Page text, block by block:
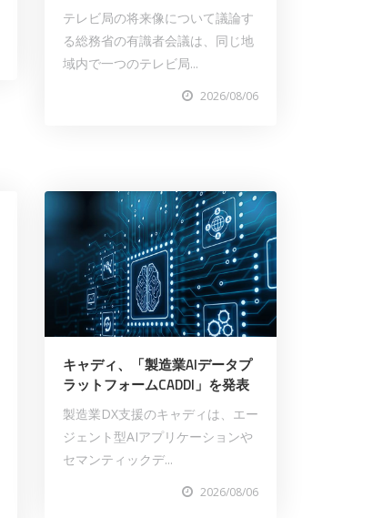
テレビ局の将来像について議論す
る総務省の有識者会議は、同じ地
域内で一つのテレビ局...
2026/08/06
キャディ、「製造業AIデータプ
ラットフォームCADDI」を発表
製造業DX支援のキャディは、エー
ジェント型AIアプリケーションや
セマンティックデ...
2026/08/06